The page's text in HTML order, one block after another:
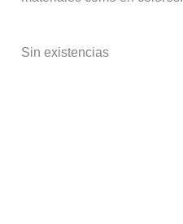
Sin existencias